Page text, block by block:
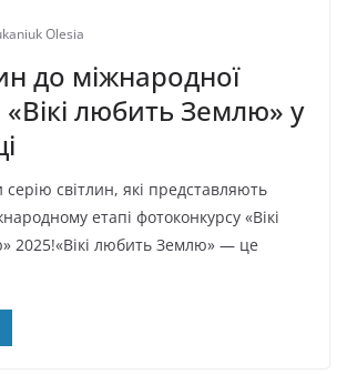
Olesia
до міжнародної
любить Землю» у
серію світлин, які представляють
етапі фотоконкурсу «Вікі
2025!«Вікі любить Землю» — це